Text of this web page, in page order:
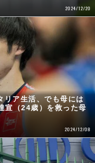
2024/12/20
リア生活、でも母には
宣（24歳）を救った母
2024/12/08